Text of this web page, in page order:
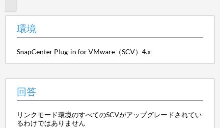
環境
SnapCenter Plug-in for VMware（SCV）4.x
回答
リンクモード環境のすべてのSCVがアップグレードされてい
るわけではありません